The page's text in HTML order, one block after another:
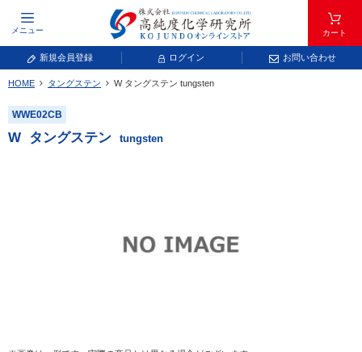
メニュー カート
新規会員登録 ログイン お問い合わせ
元素記号で検索する
元素周期表をタップすると、拡大表示されます。拡大した表から元素記号をタップ
し、一覧へ移動してください。
HOME タングステン W タングステン tungsten
WWE02CB
W タングステン tungsten